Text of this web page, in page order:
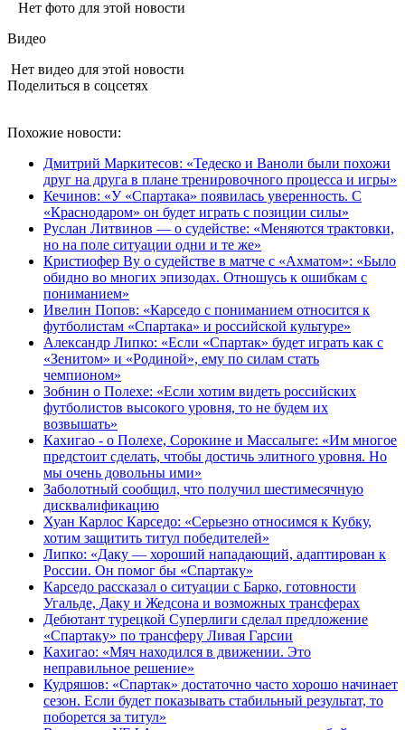
Нет фото для этой новости
Видео
Нет видео для этой новости
Поделиться в соцсетях
Похожие новости:
Дмитрий Маркитесов: «Тедеско и Ваноли были похожи
друг на друга в плане тренировочного процесса и игры»
Кечинов: «У «Спартака» появилась уверенность. С
«Краснодаром» он будет играть с позиции силы»
Руслан Литвинов — о судействе: «Меняются трактовки,
но на поле ситуации одни и те же»
Кристиофер Ву о судействе в матче с «Ахматом»: «Было
обидно во многих эпизодах. Отношусь к ошибкам с
пониманием»
Ивелин Попов: «Карседо с пониманием относится к
футболистам «Спартака» и российской культуре»
Александр Липко: «Если «Спартак» будет играть как с
«Зенитом» и «Родиной», ему по силам стать
чемпионом»
Зобнин о Полехе: «Если хотим видеть российских
футболистов высокого уровня, то не будем их
возвышать»
Кахигао - о Полехе, Сорокине и Массалыге: «Им многое
предстоит сделать, чтобы достичь элитного уровня. Но
мы очень довольны ими»
Заболотный сообщил, что получил шестимесячную
дисквалификацию
Хуан Карлос Карседо: «Серьезно относимся к Кубку,
хотим защитить титул победителей»
Липко: «Даку — хороший нападающий, адаптирован к
России. Он помог бы «Спартаку»
Карседо рассказал о ситуации с Барко, готовности
Угальде, Даку и Жедсона и возможных трансферах
Дебютант турецкой Суперлиги сделал предложение
«Спартаку» по трансферу Ливая Гарсии
Кахигао: «Мяч находился в движении. Это
неправильное решение»
Кудряшов: «Спартак» достаточно часто хорошо начинает
сезон. Если будет показывать стабильный результат, то
поборется за титул»